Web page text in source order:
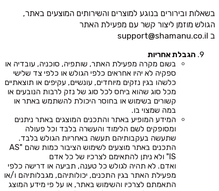
בשאלות ובירורים בנוגע למוצרים והשירותים המוצעים באתר,
הגולש מוזמן ליצור קשר עם מפעילת האתר
ב support@shamanu.co.il
הגבלת אחריות
בשום מקרה מפעילת האתר, שותפיה, סוכניה, עובדיה או
ספקיה לא יהיו אחראים כלפי הגולש או כלפי צד שלישי
כלשהו בגין נזקים מיוחדים, עונשיים, עקיפים או תוצאתיים
מכל סוג שהוא ביחס לכל סוג של נזק לרבות הנובעים או
קשורים בשימוש או בחוסר היכולת להשתמש באתר או
במה שמצוי בו.
המידע המופיע באתר והתכנים המוצגים באתר ניתנים
ומסופקים לשם הלימוד והעשרה בלבד וכל פעולה
שתעשה בעקבותיהם תעשה באחריות הגולש בלבד.
התכנים באתר מוצעים לשימוש הציבור כמות שהם "AS
IS" ולא ניתן להתאימם לצרכיו של כל אדם
ואדם. לא תהיה לגולש כל טענה, תביעה או דרישה כלפי
מפעילת האתר בגין התכנים, יכולותיהם, מגבלותיהם ו/או
התאמתם לצרכיו והשימוש באתר, או על פי מידע המוצג